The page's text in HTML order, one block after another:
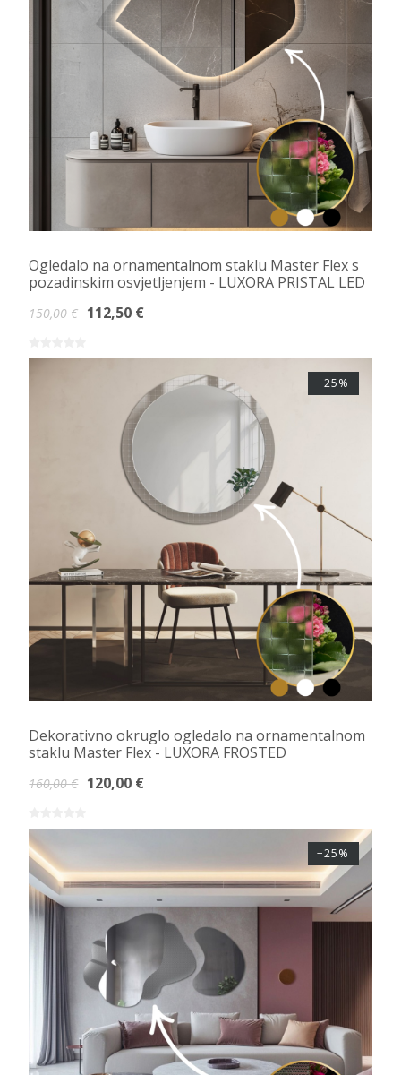
Ogledalo na ornamentalnom staklu Master Flex s
pozadinskim osvjetljenjem - LUXORA PRISTAL LED
150,00 € 112,50 €
Dekorativno okruglo ogledalo na ornamentalnom
staklu Master Flex - LUXORA FROSTED
160,00 € 120,00 €
−25%
−25%